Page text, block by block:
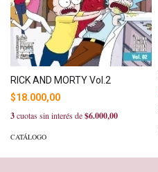
RICK AND MORTY Vol.2
$18.000,00
3cuotas sin interés de$6.000,00
CATÁLOGO